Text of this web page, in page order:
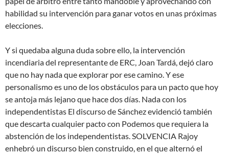
habilidad su intervención para ganar votos en unas próximas
elecciones.
Y si quedaba alguna duda sobre ello, la intervención
incendiaria del representante de ERC, Joan Tardá, dejó claro
que no hay nada que explorar por ese camino. Y ese
personalismo es uno de los obstáculos para un pacto que hoy
se antoja más lejano que hace dos días. Nada con los
independentistas El discurso de Sánchez evidenció también
que descarta cualquier pacto con Podemos que requiera la
abstención de los independentistas. SOLVENCIA Rajoy
enhebró un discurso bien construido, en el que alternó el